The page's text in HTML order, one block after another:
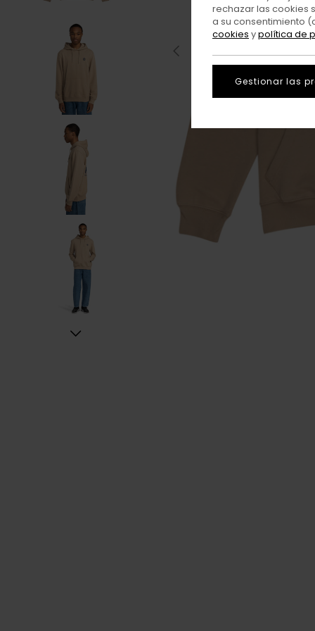
rechazar las cookies
a su consentimiento
cookies ypolítica de
Gestionar las